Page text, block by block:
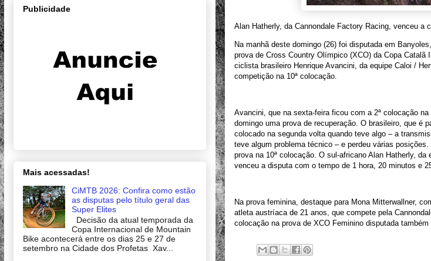
Alan Hatherly, da Cannondale Factory Racing, venceu a
Na manhã deste domingo (26) foi disputada em
prova de Cross Country Olímpico (XCO) da Copa Catalã
ciclista brasileiro Henrique Avancini, da equipe Caloi /
competição na 10ª colocação.
Avancini, que na sexta-feira ficou com a 2ª colocação
domingo uma prova de recuperação. O brasileiro, que é
colocado na segunda volta quando teve algo – a
teve algum problema técnico – e perdeu várias
prova na 10ª colocação. O sul-africano Alan Hatherly, da
venceu a disputa com o tempo de 1 hora, 20 minutos e
Na prova feminina, destaque para Mona Mitterwallner,
atleta austríaca de 21 anos, que compete pela
colocação na prova de XCO Feminino disputada
Publicidade
Mais acessadas!
CiMTB 2026: Confira como estão
as disputas pelo título geral das
Super Elites
Decisão da atual temporada da
Copa Internacional de Mountain
Bike acontecerá entre os dias 25 e 27 de
setembro na Cidade dos Profetas Xav...